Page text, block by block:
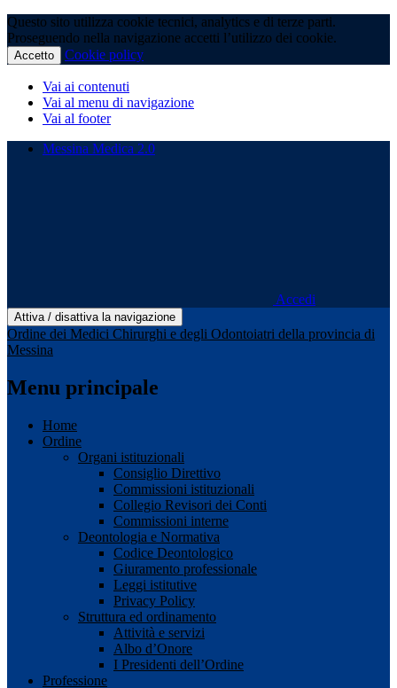
Questo sito utilizza cookie tecnici, analytics e di terze parti.
Proseguendo nella navigazione accetti l’utilizzo dei cookie.
Accetto Cookie policy
Vai ai contenuti
Vai al menu di navigazione
Vai al footer
Messina Medica 2.0
Accedi
Attiva / disattiva la navigazione
Ordine dei Medici Chirurghi e degli Odontoiatri della provincia di
Messina
Menu principale
Home
Ordine
Organi istituzionali
Consiglio Direttivo
Commissioni istituzionali
Collegio Revisori dei Conti
Commissioni interne
Deontologia e Normativa
Codice Deontologico
Giuramento professionale
Leggi istitutive
Privacy Policy
Struttura ed ordinamento
Attività e servizi
Albo d’Onore
I Presidenti dell’Ordine
Professione